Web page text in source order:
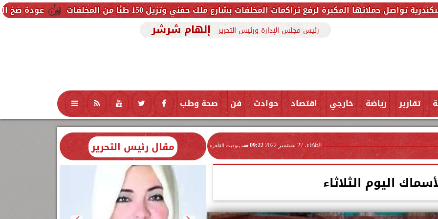
عودة ضخ المياه تدريجيًا لرفع تراكمات المخلفات بشارع ملك حفني وتزيل 150 طنًا من المخلفات
رئيس مجلس الإدارة ورئيس التحرير إلهام شرشر
تقارير رياضة خارجي اقتصاد حوادث فن صحة وطب تكنولوجيا منوعات محافظات
الثلاثاء، 27 سبتمبر 2022 09:22 صـ بتوقيت القاهرة
اليوم الثلاثاء
مقال رئيس التحرير